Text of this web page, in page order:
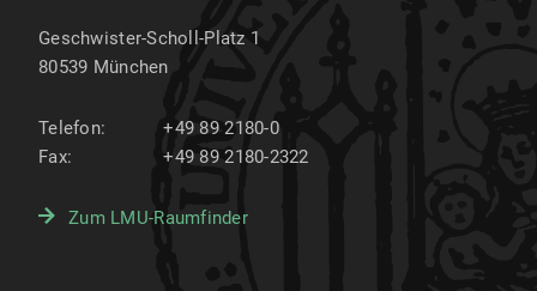
Geschwister-Scholl-Platz 1
80539 München
Telefon:
+49 89 2180-0
Fax:
+49 89 2180-2322
Zum LMU-Raumfinder